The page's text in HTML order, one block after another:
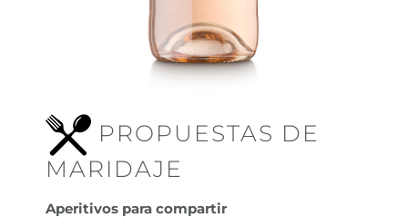
PROPUESTAS DE
MARIDAJE
Aperitivos para compartir